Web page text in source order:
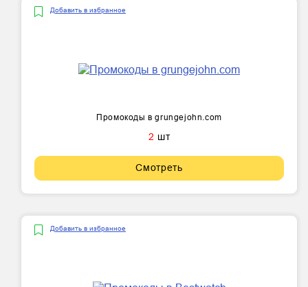
Добавить в избранное
Промокоды в grungejohn.com
2 шт
Смотреть
Добавить в избранное